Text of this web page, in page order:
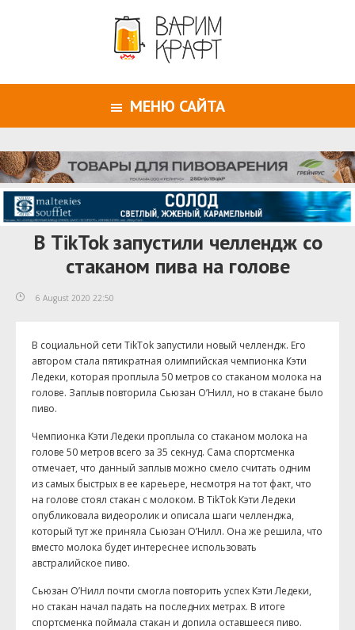
МЕНЮ САЙТА
В TikTok запустили челлендж со
стаканом пива на голове
6 August 2020 22:50
В социальной сети TikTok запустили новый челлендж. Его
автором стала пятикратная олимпийская чемпионка Кэти
Ледеки, которая проплыла 50 метров со стаканом молока на
голове. Заплыв повторила Сьюзан О’Нилл, но в стакане было
пиво.
Чемпионка Кэти Ледеки проплыла со стаканом молока на
голове 50 метров всего за 35 секнуд. Сама спортсменка
отмечает, что данный заплыв можно смело считать одним
из самых быстрых в ее кареьере, несмотря на тот факт, что
на голове стоял стакан с молоком. В TikTok Кэти Ледеки
опубликовала видеоролик и описала шаги челленджа,
который тут же приняла Сьюзан О’Нилл. Она же решила, что
вместо молока будет интереснее использовать
австралийское пиво.
Сьюзан О’Нилл почти смогла повторить успех Кэти Ледеки,
но стакан начал падать на последних метрах. В итоге
спортсменка поймала стакан и допила оставшееся пиво.